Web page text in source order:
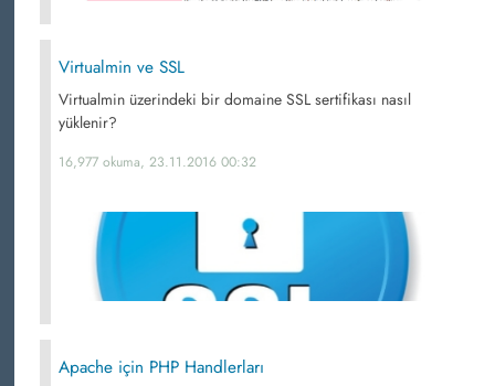
Virtualmin ve SSL
Virtualmin üzerindeki bir domaine SSL sertifikası nasıl
yüklenir?
16,977 okuma, 23.11.2016 00:32
Apache için PHP Handlerları